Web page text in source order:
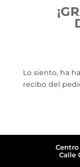
Lo siento, ha
recibo del
Calle